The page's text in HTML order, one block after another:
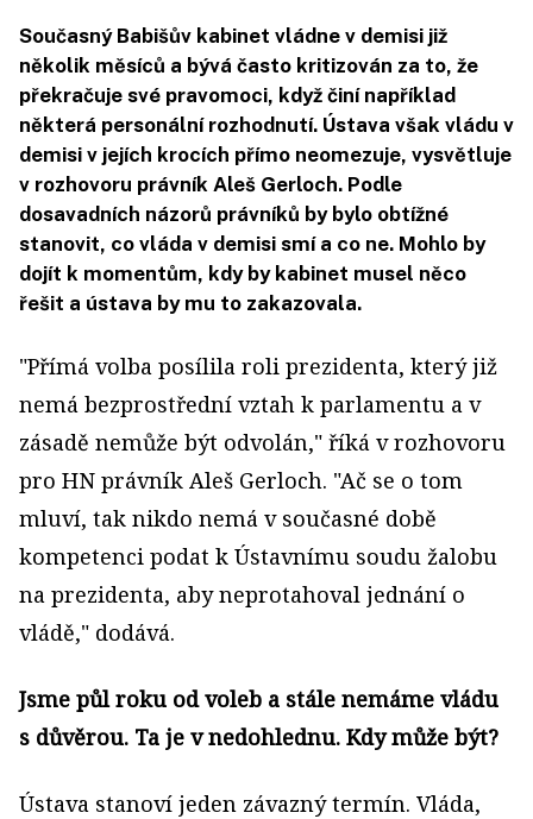
Současný Babišův kabinet vládne v demisi již
několik měsíců a bývá často kritizován za to, že
překračuje své pravomoci, když činí například
některá personální rozhodnutí. Ústava však vládu v
demisi v jejích krocích přímo neomezuje, vysvětluje
v rozhovoru právník Aleš Gerloch. Podle
dosavadních názorů právníků by bylo obtížné
stanovit, co vláda v demisi smí a co ne. Mohlo by
dojít k momentům, kdy by kabinet musel něco
řešit a ústava by mu to zakazovala.
"Přímá volba posílila roli prezidenta, který již
nemá bezprostřední vztah k parlamentu a v
zásadě nemůže být odvolán," říká v rozhovoru
pro HN právník Aleš Gerloch. "Ač se o tom
mluví, tak nikdo nemá v současné době
kompetenci podat k Ústavnímu soudu žalobu
na prezidenta, aby neprotahoval jednání o
vládě," dodává.
Jsme půl roku od voleb a stále nemáme vládu
s důvěrou. Ta je v nedohlednu. Kdy může být?
Ústava stanoví jeden závazný termín. Vláda,